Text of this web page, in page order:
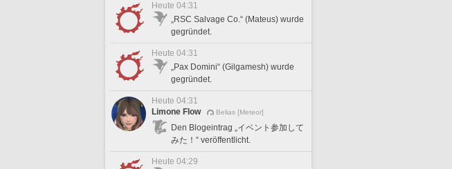
Heute 04:31
„RSC Salvage Co.“ (Mateus) wurde
gegründet.
Heute 04:31
„Pax Domini“ (Gilgamesh) wurde
gegründet.
Heute 04:31
Limone Flow
Belias [Meteor]
Den Blogeintrag „イベント参加して
みた！“ veröffentlicht.
Heute 04:29